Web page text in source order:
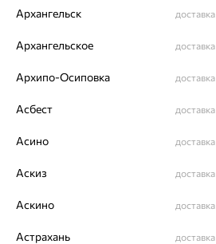
Каталог
Акции
Доставка
Покупателям
ул. Зегеля, 27/2
8 (800) 250-02-30
Архангельск доставка
Архангельское доставка
Архипо-Осиповка доставка
Асбест доставка
Асино доставка
Аскиз доставка
Аскино доставка
Астрахань доставка